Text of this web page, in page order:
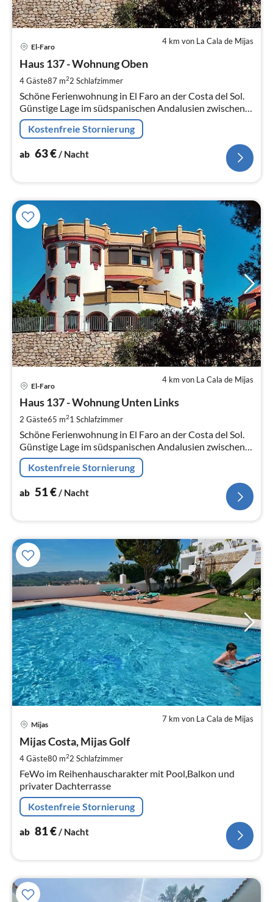
4 km von La Cala de Mijas
El-Faro
Haus 137 - Wohnung Oben
4 Gäste87 m22 Schlafzimmer
Schöne Ferienwohnung in El Faro an der Costa del Sol.
Günstige Lage im südspani­schen Anda­lusien zwischen
Málaga und Marbella.
Kostenfreie Stornierung
ab 63€/ Nacht
4 km von La Cala de Mijas
El-Faro
Haus 137 - Wohnung Unten Links
2 Gäste65 m21 Schlafzimmer
Schöne Ferienwohnung in El Faro an der Costa del Sol.
Günstige Lage im südspani­schen Anda­lusien zwischen
Málaga und Marbella.
Kostenfreie Stornierung
ab 51€/ Nacht
7 km von La Cala de Mijas
Mijas
Mijas Costa, Mijas Golf
4 Gäste80 m22 Schlafzimmer
FeWo im Reihenhauscharakter mit Pool,Balkon und
privater Dachterrasse
Kostenfreie Stornierung
ab 81€/ Nacht